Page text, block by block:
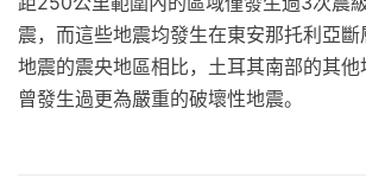
震，而這些地震均發生在東安那托利亞
地震的震央地區相比，土耳其南部的其
曾發生過更為嚴重的破壞性地震。